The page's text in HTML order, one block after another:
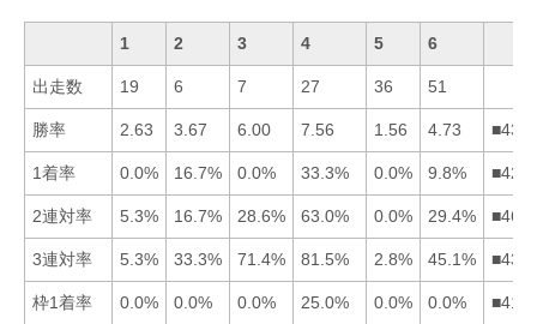
1 2 3 4 5 6
出走数 19 6 7 27 36 51
勝率 2.63 3.67 6.00 7.56 1.56 4.73
1着率 0.0% 16.7% 0.0% 33.3% 0.0% 9.8%
2連対率 5.3% 16.7% 28.6% 63.0% 0.0% 29.4%
3連対率 5.3% 33.3% 71.4% 81.5% 2.8% 45.1%
枠1着率 0.0% 0.0% 0.0% 25.0% 0.0% 0.0%